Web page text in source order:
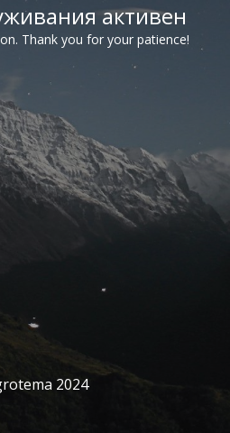
активен
Thank you for your patience!
2024